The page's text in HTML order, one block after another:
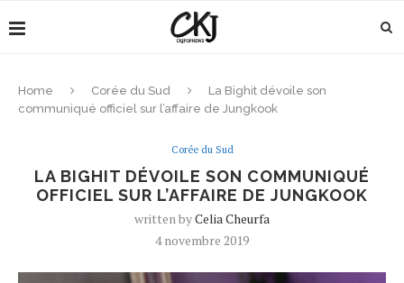
Home Corée du Sud
La Bighit dévoile son
communiqué officiel sur l’affaire de Jungkook
Corée du Sud
LA BIGHIT DÉVOILE SON COMMUNIQUÉ
OFFICIEL SUR L’AFFAIRE DE JUNGKOOK
written byCelia Cheurfa
4 novembre 2019